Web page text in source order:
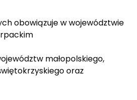
obowiązuje w województwie
małopolskiego,
oraz